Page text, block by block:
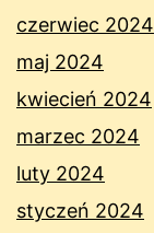
czerwiec 2024
maj 2024
kwiecień 2024
marzec 2024
luty 2024
styczeń 2024